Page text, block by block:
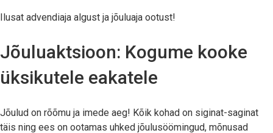
Ilusat advendiaja algust ja jõuluaja ootust!
Jõuluaktsioon: Kogume kooke
üksikutele eakatele
Jõulud on rõõmu ja imede aeg! Kõik kohad on siginat-saginat
täis ning ees on ootamas uhked jõulusöömingud, mõnusad